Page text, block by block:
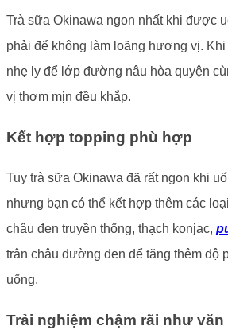
Trà sữa Okinawa ngon nhất khi được
phải để không làm loãng hương vị.
nhẹ ly để lớp đường nâu hòa quyện
vị thơm mịn đều khắp.
Kết hợp topping phù hợp
Tuy trà sữa Okinawa đã rất ngon khi
nhưng bạn có thể kết hợp thêm các
châu đen truyền thống, thạch konjac,
trân châu đường đen để tăng thêm độ
uống.
Trải nghiệm chậm rãi như văn